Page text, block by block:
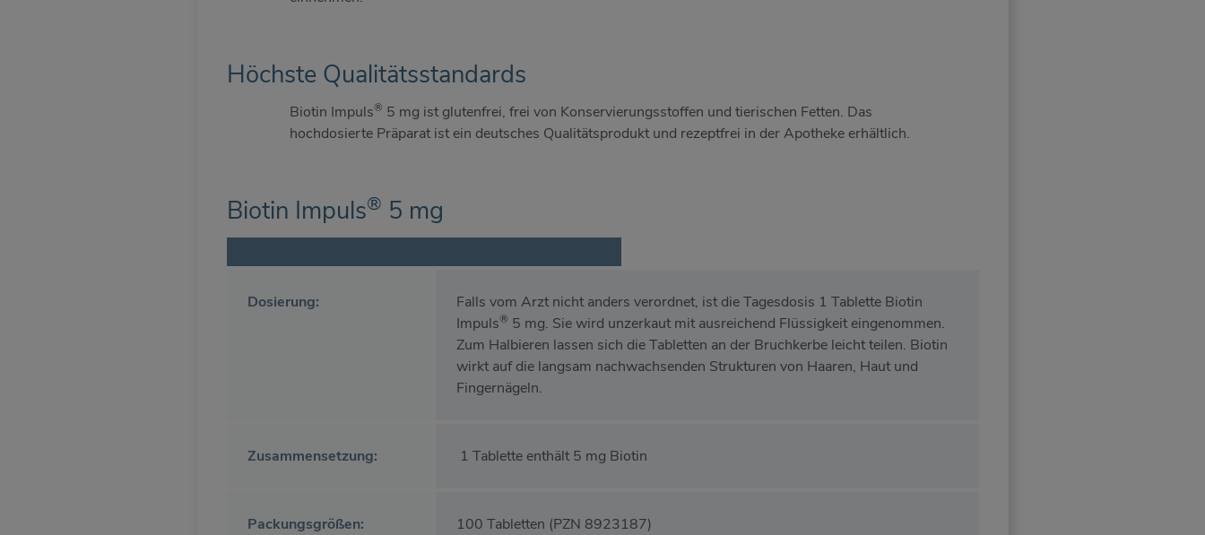
Höchste Qualitätsstandards
Biotin Impuls® 5 mg ist glutenfrei, frei von Konservierungsstoffen und tierischen Fetten. Das
hochdosierte Präparat ist ein deutsches Qualitätsprodukt und rezeptfrei in der Apotheke erhältlich.
Biotin Impuls® 5 mg
Dosierung:
Falls vom Arzt nicht anders verordnet, ist die Tagesdosis 1 Tablette Biotin
Impuls® 5 mg. Sie wird unzerkaut mit ausreichend Flüssigkeit eingenommen.
Zum Halbieren lassen sich die Tabletten an der Bruchkerbe leicht teilen. Biotin
wirkt auf die langsam nachwachsenden Strukturen von Haaren, Haut und
Fingernägeln.
Zusammensetzung: 1 Tablette enthält 5 mg Biotin
Packungsgrößen: 100 Tabletten (PZN 8923187)